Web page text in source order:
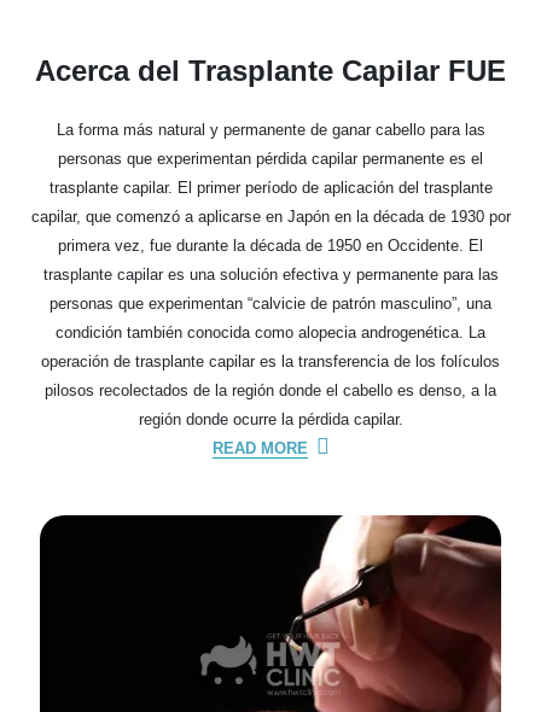
Acerca del Trasplante Capilar FUE
La forma más natural y permanente de ganar cabello para las
personas que experimentan pérdida capilar permanente es el
trasplante capilar. El primer período de aplicación del trasplante
capilar, que comenzó a aplicarse en Japón en la década de 1930 por
primera vez, fue durante la década de 1950 en Occidente. El
trasplante capilar es una solución efectiva y permanente para las
personas que experimentan “calvicie de patrón masculino”, una
condición también conocida como alopecia androgenética. La
operación de trasplante capilar es la transferencia de los folículos
pilosos recolectados de la región donde el cabello es denso, a la
región donde ocurre la pérdida capilar.
READ MORE